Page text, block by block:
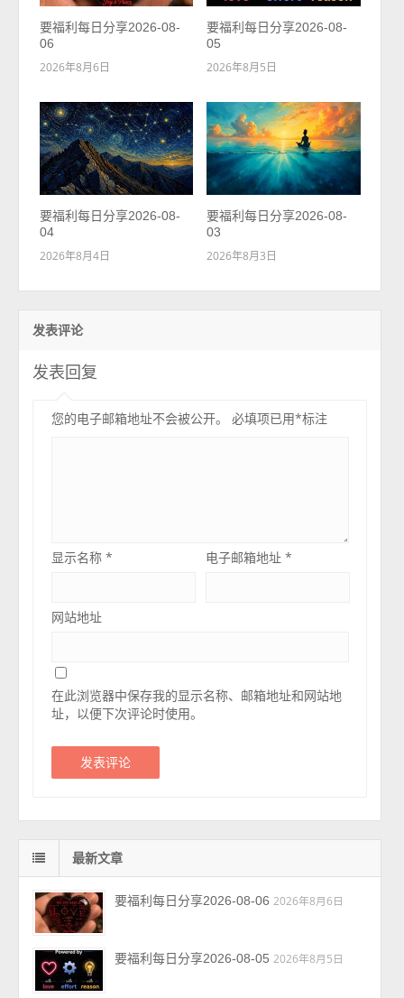
要福利每日分享2026-08-
06
2026年8月6日
要福利每日分享2026-08-
05
2026年8月5日
要福利每日分享2026-08-
04
2026年8月4日
要福利每日分享2026-08-
03
2026年8月3日
发表评论
发表回复
您的电子邮箱地址不会被公开。 必填项已用*标注
显示名称* 电子邮箱地址*
网站地址
在此浏览器中保存我的显示名称、邮箱地址和网站地
址，以便下次评论时使用。
最新文章
要福利每日分享2026-08-06 2026年8月6日
要福利每日分享2026-08-05 2026年8月5日